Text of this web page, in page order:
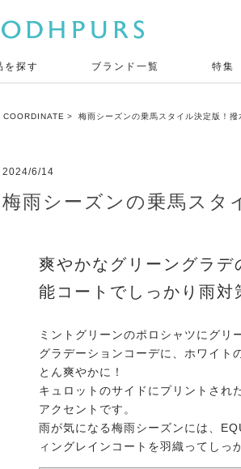
を探す ブランド一覧 特集
COORDINATE 梅雨シーズンの乗馬スタイル決定版！
2024/6/14
梅雨シーズンの乗馬スタ
爽やかなグリーングラデ
能コートでしっかり雨対
ミントグリーンのポロシャツにグリ
グラデーションコーデに、ホワイト
とん爽やかに！
キュロットのサイドにプリントされ
アクセントです。
雨が気になる梅雨シーズンには、
ィングレインコートを羽織ってしっ